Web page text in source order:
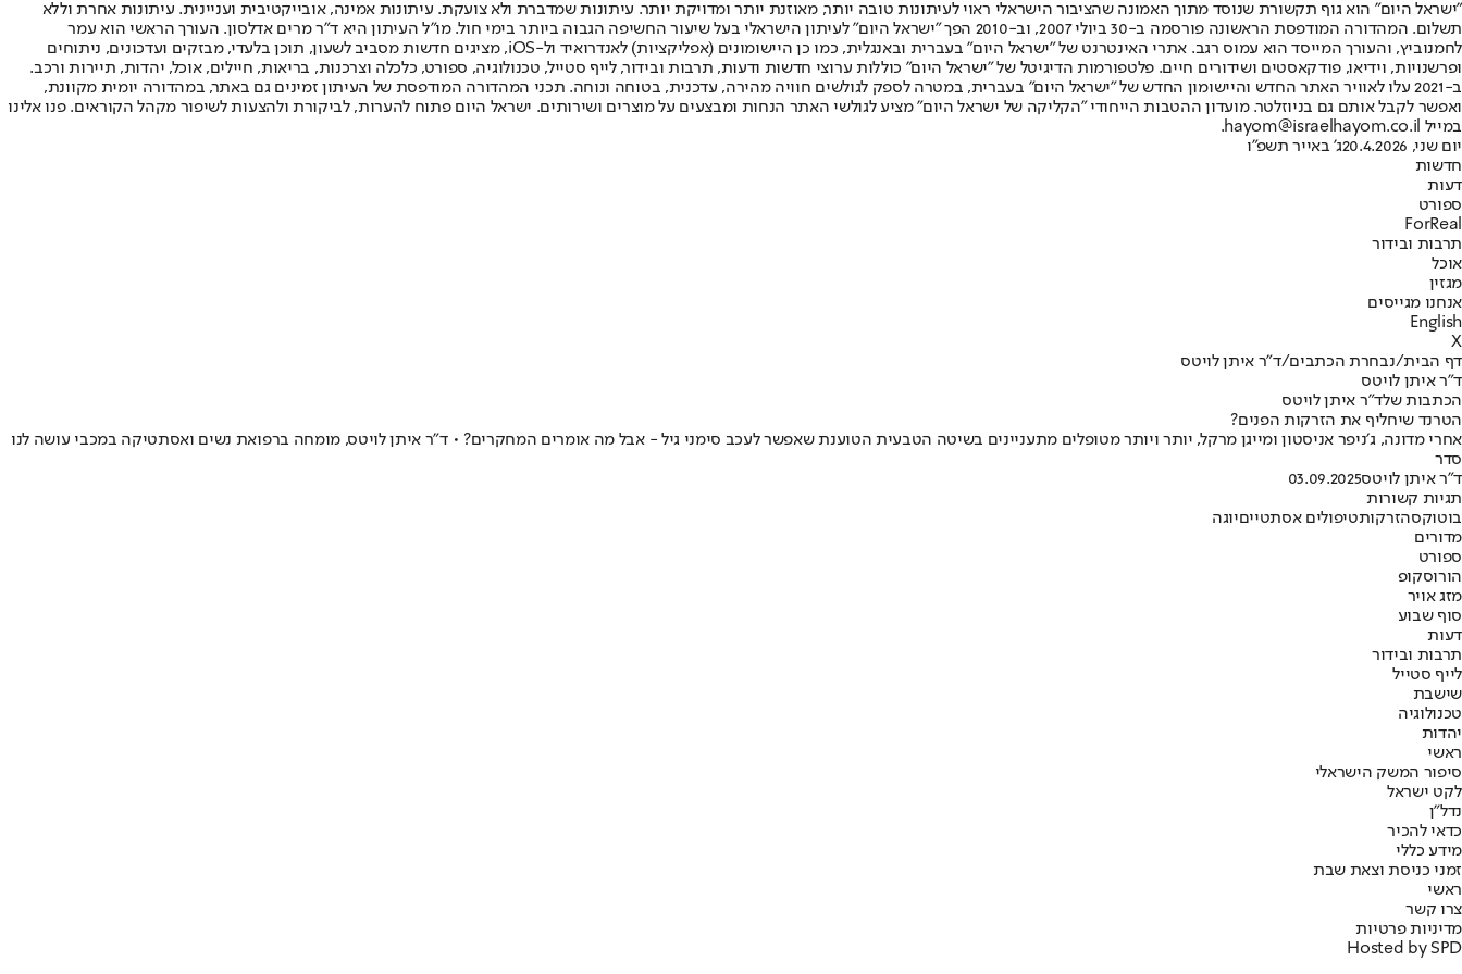
"ישראל היום" הוא גוף תקשורת שנוסד מתוך האמונה שהציבור הישראלי ראוי לעיתונות טובה יותר, מאוזנת יותר ומדויקת יותר. עיתונות שמדברת ולא צועקת. עיתונות אמינה, אובייקטיבית ועניינית. עיתונות אחרת וללא
תשלום. המהדורה המודפסת הראשונה פורסמה ב-30 ביולי 2007, וב-2010 הפך "ישראל היום" לעיתון הישראלי בעל שיעור החשיפה הגבוה ביותר בימי חול. מו"ל העיתון היא ד"ר מרים אדלסון. העורך הראשי הוא עמר
לחמנוביץ, והעורך המייסד הוא עמוס רגב. אתרי האינטרנט של "ישראל היום" בעברית ובאנגלית, כמו כן היישומונים (אפליקציות) לאנדרואיד ול-iOS, מציגים חדשות מסביב לשעון, תוכן בלעדי, מבזקים ועדכונים, ניתוחים
ופרשנויות, וידיאו, פודקאסטים ושידורים חיים. פלטפורמות הדיגיטל של "ישראל היום" כוללות ערוצי חדשות ודעות, תרבות ובידור, לייף סטייל, טכנולוגיה, ספורט, כלכלה וצרכנות, בריאות, חיילים, אוכל, יהדות, תיירות ורכב.
ב-2021 עלו לאוויר האתר החדש והיישומון החדש של "ישראל היום" בעברית, במטרה לספק לגולשים חוויה מהירה, עדכנית, בטוחה ונוחה. תכני המהדורה המודפסת של העיתון זמינים גם באתר, במהדורה יומית מקוונת,
ואפשר לקבל אותם גם בניוזלטר. מועדון ההטבות הייחודי "הקליקה של ישראל היום" מציע לגולשי האתר הנחות ומבצעים על מוצרים ושירותים. ישראל היום פתוח להערות, לביקורת ולהצעות לשיפור מקהל הקוראים. פנו אלינו
במייל hayom@israelhayom.co.il.
יום שני, 20.4.2026
ג' באייר תשפ"ו
חדשות
דעות
ספורט
ForReal
תרבות ובידור
אוכל
מגזין
אנחנו מגייסים
English
X
דף הבית/נבחרת הכתבים/ד"ר איתן לויטס
ד"ר איתן לויטס
הכתבות שלד"ר איתן לויטס
הטרנד שיחליף את הזרקות הפנים?
אחרי מדונה, ג׳ניפר אניסטון ומייגן מרקל, יותר ויותר מטופלים מתעניינים בשיטה הטבעית הטוענת שאפשר לעכב סימני גיל - אבל מה אומרים המחקרים? • ד״ר איתן לויטס, מומחה ברפואת נשים ואסתטיקה במכבי עושה לנו
סדר
ד"ר איתן לויטס03.09.2025
תגיות קשורות
בוטוקסהזרקותטיפולים אסתטייםיוגה
מדורים
ספורט
הורוסקופ
מזג אויר
סוף שבוע
דעות
תרבות ובידור
לייף סטייל
שישבת
טכנולוגיה
יהדות
ראשי
סיפור המשק הישראלי
לקט ישראל
נדל"ן
כדאי להכיר
מידע כללי
זמני כניסת וצאת שבת
ראשי
צרו קשר
מדיניות פרטיות
Hosted by SPD